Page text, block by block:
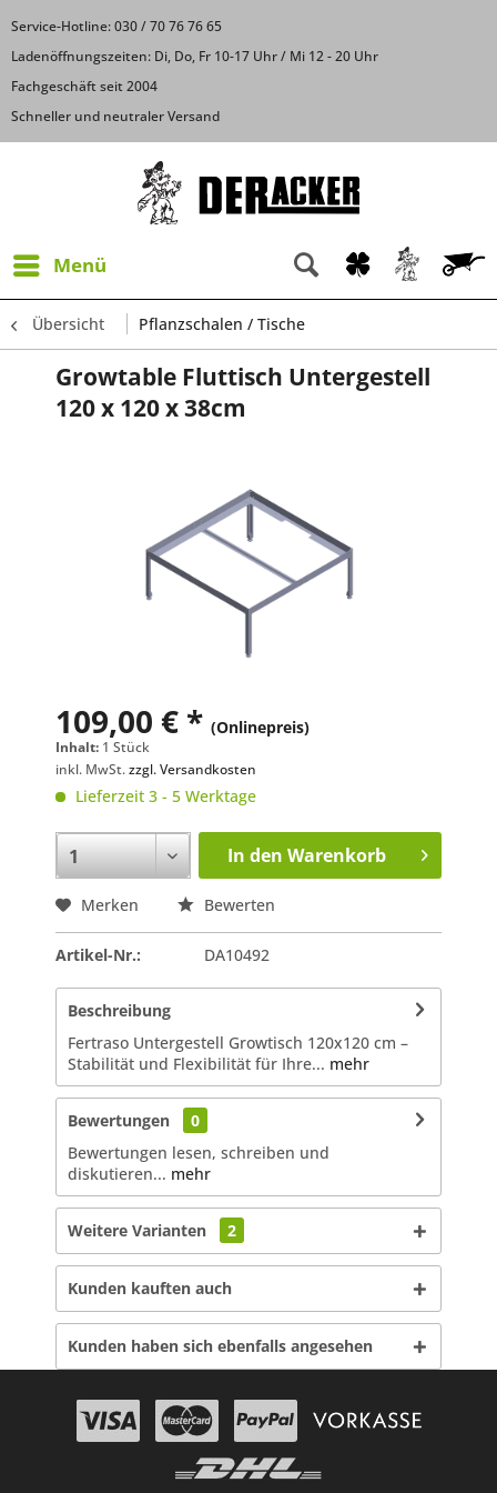
Service-Hotline: 030 / 70 76 76 65
Ladenöffnungszeiten: Di, Do, Fr 10-17 Uhr / Mi 12 - 20 Uhr
Fachgeschäft seit 2004
Schneller und neutraler Versand
Menü
Übersicht Pflanzschalen / Tische
Growtable Fluttisch Untergestell
120 x 120 x 38cm
109,00 € * (Onlinepreis)
Inhalt: 1 Stück
inkl. MwSt.zzgl. Versandkosten
Lieferzeit 3 - 5 Werktage
In den Warenkorb
Merken Bewerten
Artikel-Nr.: DA10492
Beschreibung
Fertraso Untergestell Growtisch 120x120 cm –
Stabilität und Flexibilität für Ihre... mehr
Bewertungen
0
Bewertungen lesen, schreiben und
diskutieren... mehr
Weitere Varianten 2
Kunden kauften auch
Kunden haben sich ebenfalls angesehen